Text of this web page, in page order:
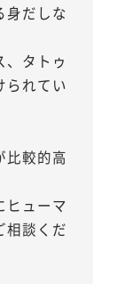
身だしな
、タトゥ
られてい
比較的高
ヒューマ
相談くだ